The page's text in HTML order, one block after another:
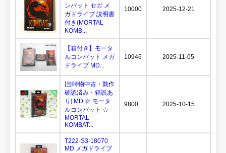
ンバット セガ メ
ガドライブ 説明書
付き(MORTAL
KOMB...
10000 2025-12-21
【箱付き】モータ
ルコンバット メガ
ドライブ MD...
10946 2025-11-05
[当時物中古・動作
確認済み・箱説あ
り] MD ☆ モータ
ルコンバット ☆
MORTAL
KOMBAT...
9800 2025-10-15
T222-S3-18070
MD メガドライブ